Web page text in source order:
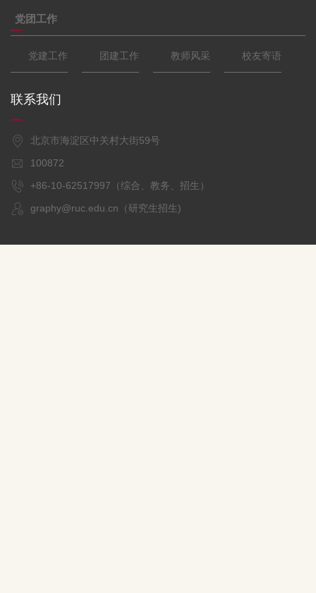
党团工作
党建工作 团建工作 教师风采 校友寄语
联系我们
北京市海淀区中关村大街59号
100872
+86-10-62517997（综合、教务、招生）
graphy@ruc.edu.cn（研究生招生)